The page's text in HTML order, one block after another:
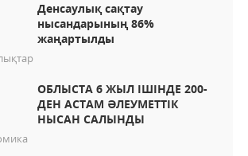
Денсаулық сақтау
нысандарының 86%
жаңартылды
ОБЛЫСТА 6 ЖЫЛ ІШІНДЕ 200-
ДЕН АСТАМ ӘЛЕУМЕТТІК
НЫСАН САЛЫНДЫ